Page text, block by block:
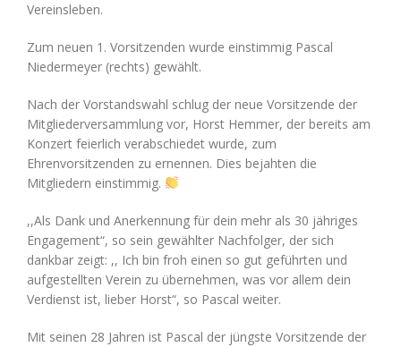
Vereinsleben.
Zum neuen 1. Vorsitzenden wurde einstimmig Pascal
Niedermeyer (rechts) gewählt.
Nach der Vorstandswahl schlug der neue Vorsitzende der
Mitgliederversammlung vor, Horst Hemmer, der bereits am
Konzert feierlich verabschiedet wurde, zum
Ehrenvorsitzenden zu ernennen. Dies bejahten die
Mitgliedern einstimmig.
,,Als Dank und Anerkennung für dein mehr als 30 jähriges
Engagement“, so sein gewählter Nachfolger, der sich
dankbar zeigt: ,, Ich bin froh einen so gut geführten und
aufgestellten Verein zu übernehmen, was vor allem dein
Verdienst ist, lieber Horst“, so Pascal weiter.
Mit seinen 28 Jahren ist Pascal der jüngste Vorsitzende der